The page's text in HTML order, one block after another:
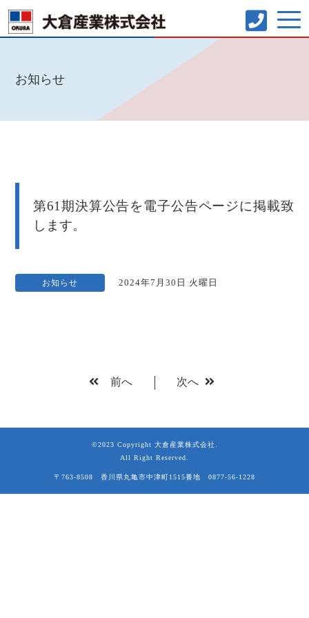
お知らせ
第61期決算公告を電子公告ページに掲載致
します。
お知らせ 2024年7月30日 火曜日
前へ 次へ
©2023 Copyright 大倉産業株式会社.
All Right Reserved.
〒763-8508 香川県丸亀市中津町1515番地 0877-56-1228